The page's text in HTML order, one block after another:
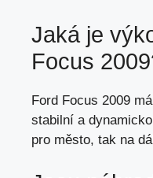
Jaká je
Focus
Ford Focus 2009
stabilní a
pro město, tak na